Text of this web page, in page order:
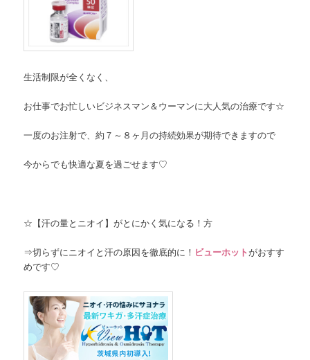
生活制限が全くなく、
お仕事でお忙しいビジネスマン＆ウーマンに大人気の治療です☆
一度のお注射で、約７～８ヶ月の持続効果が期待できますので
今からでも快適な夏を過ごせます♡
☆【汗の量とニオイ】がとにかく気になる！方
⇒切らずにニオイと汗の原因を徹底的に！ ビューホットがおすす
めです♡